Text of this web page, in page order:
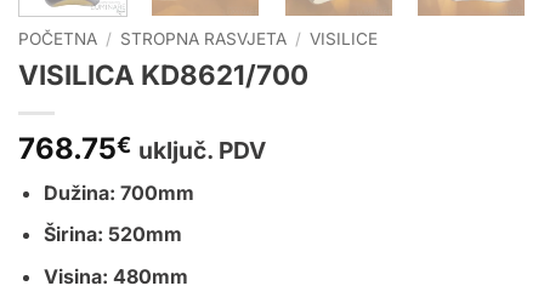
POČETNA / STROPNA RASVJETA / VISILICE
VISILICA KD8621/700
768.75€ uključ. PDV
Dužina: 700mm
Širina: 520mm
Visina: 480mm